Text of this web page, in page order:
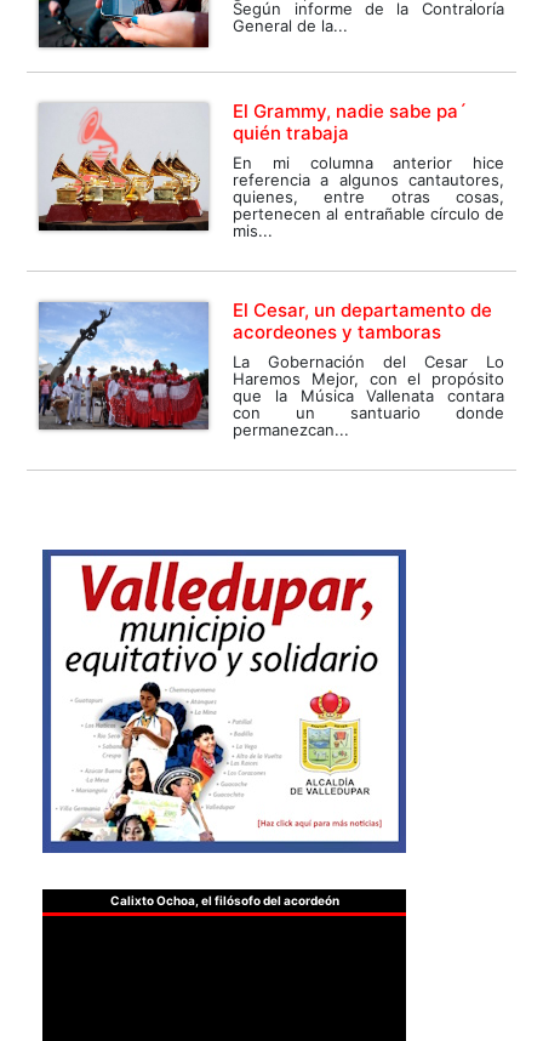
Según informe de la Contraloría
General de la...
El Grammy, nadie sabe pa´
quién trabaja
En mi columna anterior hice
referencia a algunos cantautores,
quienes, entre otras cosas,
pertenecen al entrañable círculo de
mis...
El Cesar, un departamento de
acordeones y tamboras
La Gobernación del Cesar Lo
Haremos Mejor, con el propósito
que la Música Vallenata contara
con un santuario donde
permanezcan...
Calixto Ochoa, el filósofo del acordeón